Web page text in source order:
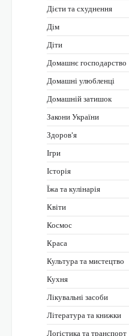
Дієти та схуднення
Дім
Діти
Домашнє господарство
Домашні улюбленці
Домашній затишок
Закони України
Здоров'я
Ігри
Історія
Їжа та кулінарія
Квіти
Космос
Краса
Культура та мистецтво
Кухня
Лікувальні засоби
Література та книжки
Логістика та транспорт